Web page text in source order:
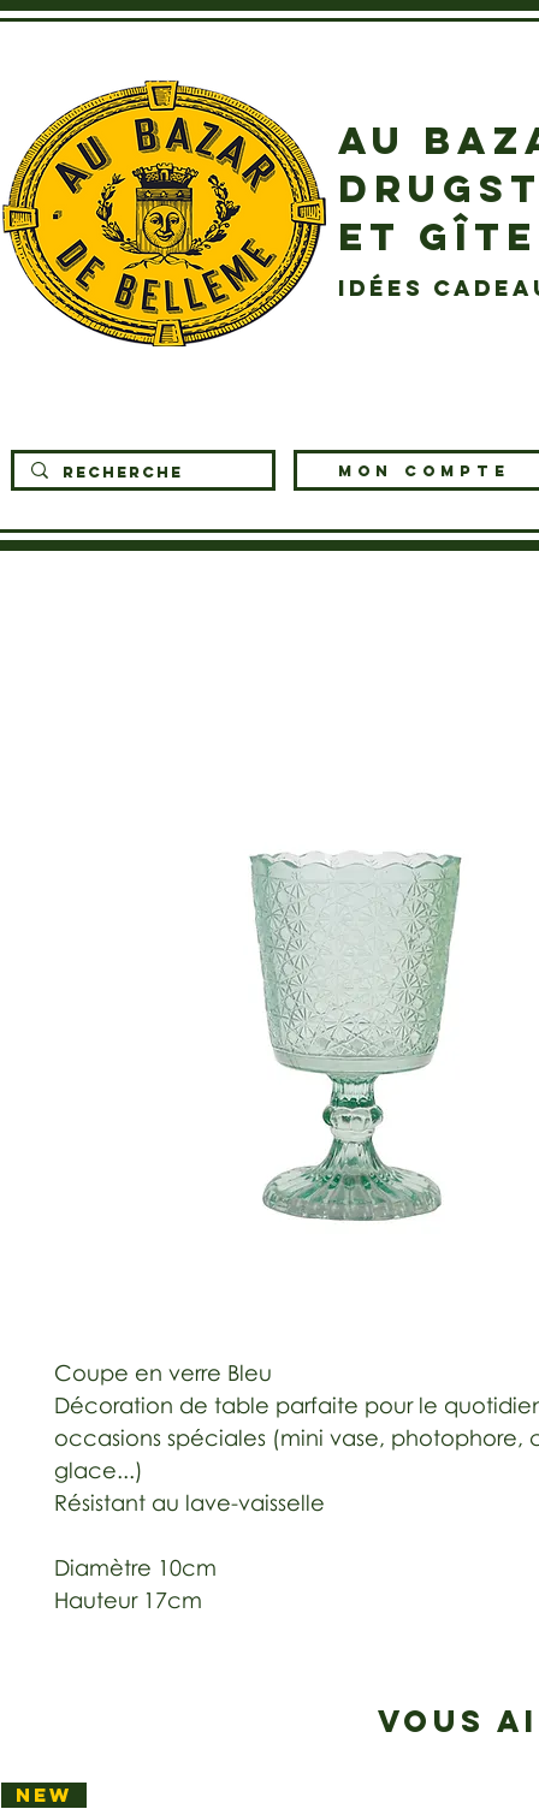
AU
ET
idées
MON COMPTE
Coupe en verre Bleu
Décoration de table parfaite pour le
occasions spéciales (mini vase, photophore,
glace...)
Résistant au lave-vaisselle
Diamètre 10cm
Hauteur 17cm
VOUS
NEW